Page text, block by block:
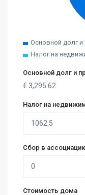
Основной долг и
Налог на
Основной долг и
€3,295.62
Налог на
Сбор в
Стоимость дома